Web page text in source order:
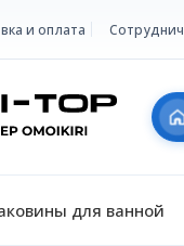
и оплата
для ванной